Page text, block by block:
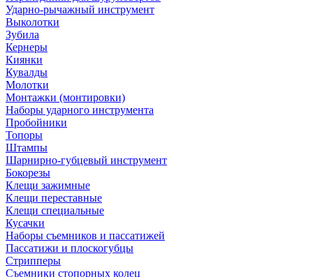
Ударно-рычажный инструмент
Выколотки
Зубила
Кернеры
Киянки
Кувалды
Молотки
Монтажки (монтировки)
Наборы ударного инструмента
Пробойники
Топоры
Штампы
Шарнирно-губцевый инструмент
Бокорезы
Клещи зажимные
Клещи переставные
Клещи специальные
Кусачки
Наборы съемников и пассатижей
Пассатижи и плоскогубцы
Стрипперы
Съемники стопорных колец